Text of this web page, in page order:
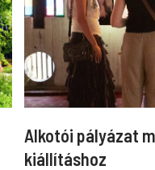
Alkotói pályázat
kiállításhoz